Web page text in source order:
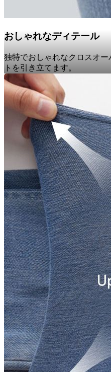
おしゃれなディテール
独特でおしゃれなクロスオ
トを引き立てます。